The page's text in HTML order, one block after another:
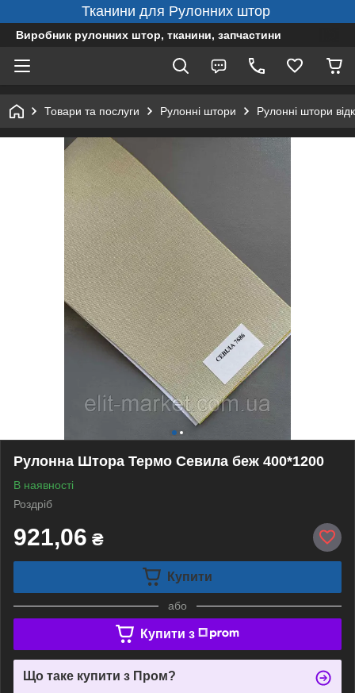
Тканини для Рулонних штор
Виробник рулонних штор, тканини, запчастини
Товари та послуги Рулонні штори Рулонні штори
Рулонна Штора Термо Севила беж 400*1200
В наявності
Роздріб
921,06 ₴
Купити
або
Купити з
Що таке купити з Пром?